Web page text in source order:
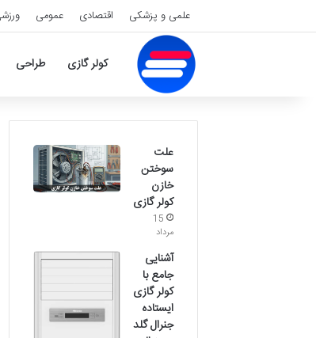
علمی و پزشکی اقتصادی عمومی
کولر گازی طراحی
علت
سوختن
خازن
کولر گازی
15
مرداد
آشنایی
جامع با
کولر گازی
ایستاده
جنرال گلد